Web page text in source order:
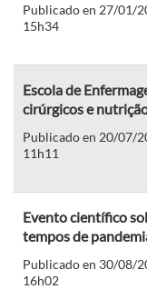
Publicado en 27/01/
15h34
Escola de
cirúrgicos e
Publicado en 20/07/
11h11
Evento científico
tempos de
Publicado en 30/08/
16h02